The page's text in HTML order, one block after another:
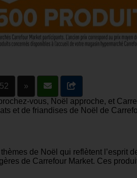
52
»
vous, Noël approche, et
et de friandises de Noël de
de Noël qui reflètent l’esprit
de Carrefour Market. Ces